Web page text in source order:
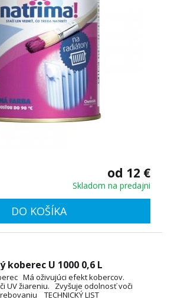
od 12 €
Skladom na predajni
DO KOŠÍKA
koberec U 1000 0,6 L
Má oživujúci efekt kobercov.
UV žiareniu. Zvyšuje odolnosť voči
TECHNICKÝ LIST